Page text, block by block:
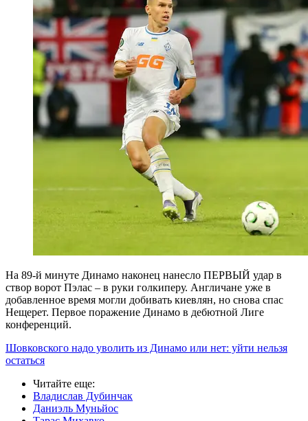
На 89-й минуте Динамо наконец нанесло ПЕРВЫЙ удар в
створ ворот Пэлас – в руки голкиперу. Англичане уже в
добавленное время могли добивать киевлян, но снова спас
Нещерет. Первое поражение Динамо в дебютной Лиге
конференций.
Шовковского надо уволить из Динамо или нет: уйти нельзя
остаться
Читайте еще:
Владислав Дубинчак
Даниэль Муньйос